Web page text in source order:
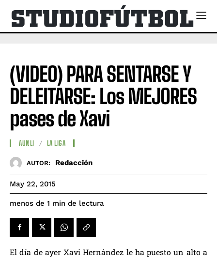
(VIDEO) PARA SENTARSE Y
DELEITARSE: Los MEJORES
pases de Xavi
AUNLI LA LIGA
AUTOR: Redacción
May 22, 2015
menos de 1 min de lectura
El día de ayer Xavi Hernández le ha puesto un alto a